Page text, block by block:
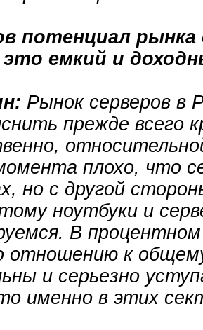
потенциал
это емкий и
Рынок серверов в
прежде всего
плохо, что
но с другой
ноутбуки и
В
отношению к
и серьезно
именно в этих